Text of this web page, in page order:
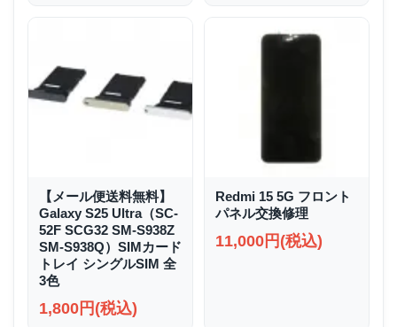
【メール便送料無料】
Galaxy S25 Ultra（SC-
52F SCG32 SM-S938Z
SM-S938Q）SIMカード
トレイ シングルSIM 全
3色
1,800円(税込)
Redmi 15 5G フロント
パネル交換修理
11,000円(税込)